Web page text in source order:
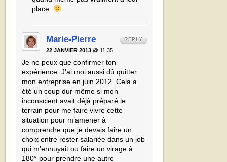
place.
Marie-Pierre
22 JANVIER 2013 @ 11:35
Je ne peux que confirmer ton
expérience. J’ai moi aussi dû quitter
mon entreprise en juin 2012. Cela a
été un coup dur même si mon
inconscient avait déjà préparé le
terrain pour me faire vivre cette
situation pour m’amener à
comprendre que je devais faire un
choix entre rester salariée dans un job
qui m’ennuyait ou faire un virage à
180° pour prendre une autre
REPLY